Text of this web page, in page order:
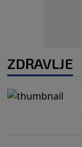
ZDRAVLJE